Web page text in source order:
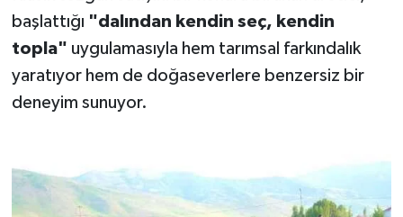
başlattığı "dalından kendin seç, kendin
topla" uygulamasıyla hem tarımsal farkındalık
yaratıyor hem de doğaseverlere benzersiz bir
deneyim sunuyor.